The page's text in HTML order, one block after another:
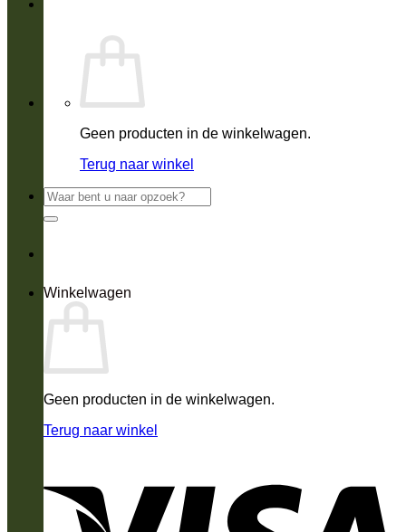
Geen producten in de winkelwagen.
Terug naar winkel
Zoeken
naar:
Winkelwagen
Geen producten in de winkelwagen.
Terug naar winkel